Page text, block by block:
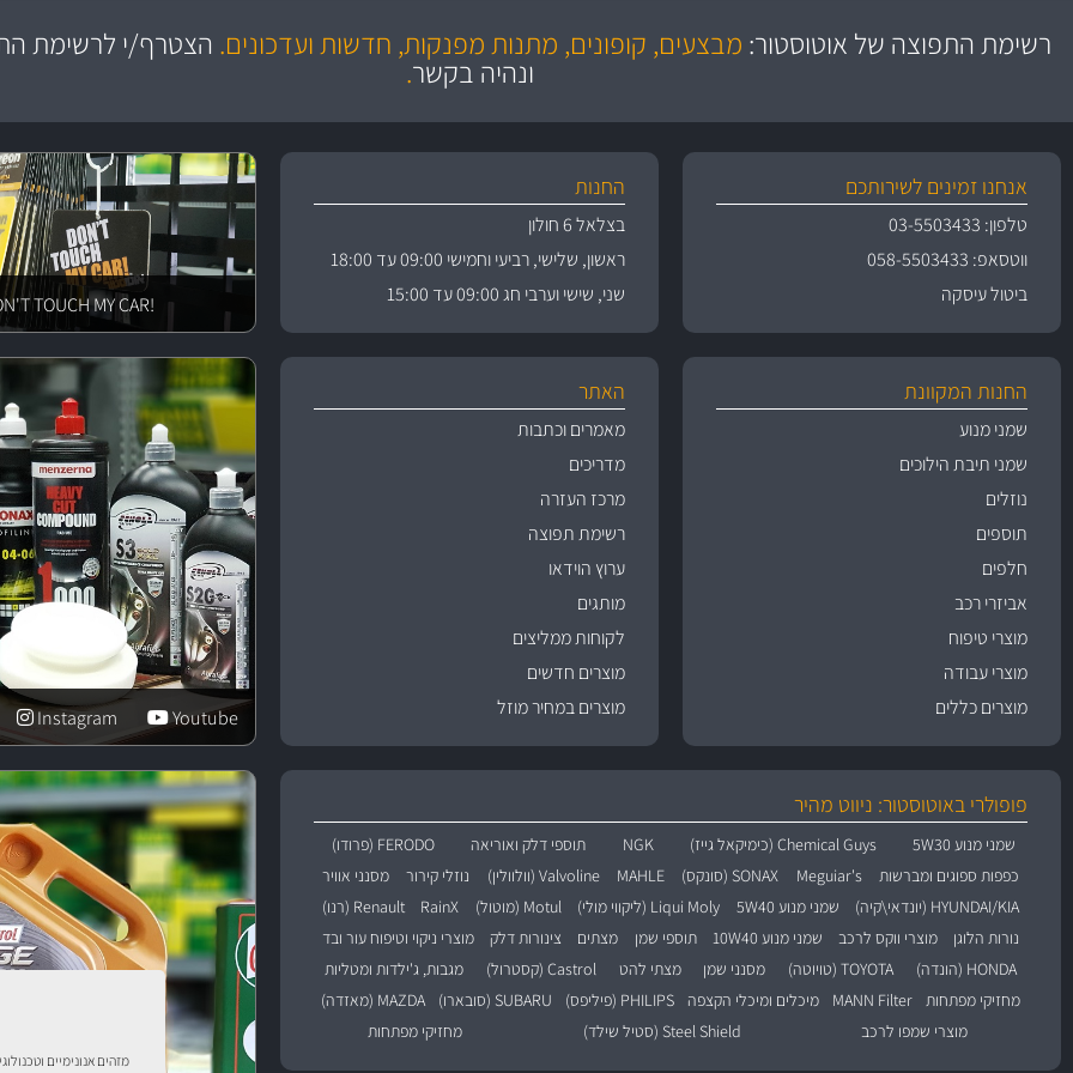
מזהים אנונימיים
באמצעות צ'יטה
משלוחים
במחיר
מחלקת המסננים שלנו עשירה וכוללת מסננים מקוריים ומסננים של MANN ו- MAHLE
גרמניה
בקרו במחלקת מוצרי
ושירות מצויין רשימת התפוצה של אוטוסטור: מבצעים, קופונים, מתנות מפנקות, חדשות ועדכונים. הצטרף/י לרשימת
ונהיה בקשר.
אנחנו זמינים לשירותכם
טלפון: 03-5503433
ווטסאפ: 058-5503433
ביטול עיסקה
החנות
בצלאל 6 חולון
ראשון, שלישי, רביעי וחמישי 09:00 עד 18:00
שני, שישי וערבי חג 09:00 עד 15:00
!DON'T TOUCH MY CAR
החנות המקוונת
שמני מנוע
שמני תיבת הילוכים
נוזלים
תוספים
חלפים
אביזרי רכב
מוצרי טיפוח
מוצרי עבודה
מוצרים כללים
האתר
מאמרים וכתבות
מדריכים
מרכז העזרה
רשימת תפוצה
ערוץ הוידאו
מותגים
לקוחות ממליצים
מוצרים חדשים
מוצרים במחיר מוזל
Youtube
Instagram
פופולרי באוטוסטור: ניווט מהיר
שמני מנוע 5W30 Chemical Guys (כימיקאל גייז) NGK תוספי דלק ואוריאה
FERODO (פרודו)
כפפות ספוגים ומברשות
Meguiar's SONAX (סונקס) MAHLE Valvoline (וולוולין) נוזלי קירור
מסנני אוויר
HYUNDAI/KIA (יונדאי\קיה)
שמני מנוע 5W40 Liqui Moly (ליקווי מולי) Motul (מוטול) RainX
Renault (רנו)
נורות הלוגן
מוצרי ווקס לרכב שמני מנוע 10W40 תוספי שמן מצתים צינורות דלק
מוצרי ניקוי וטיפוח עור ובד
HONDA (הונדה)
TOYOTA (טויוטה) מסנני שמן מצתי להט Castrol (קסטרול)
מגבות, ג'ילדות ומטליות
מחזיקי מפתחות
MANN Filter מיכלים ומיכלי הקצפה PHILIPS (פיליפס) SUBARU (סובארו)
MAZDA (מאזדה)
מוצרי שמפו לרכב
Steel Shield (סטיל שילד) מחזיקי מפתחות